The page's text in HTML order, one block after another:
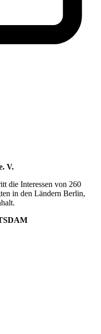
V.
die Interessen von 260
in den Ländern Berlin,